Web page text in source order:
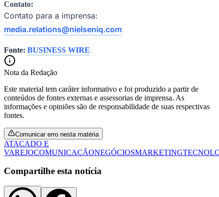
Contato:
Contato para a imprensa:
media.relations@nielseniq.com
Fonte: BUSINESS WIRE
Nota da Redação
Este material tem caráter informativo e foi produzido a partir de
conteúdos de fontes externas e assessorias de imprensa. As
informações e opiniões são de responsabilidade de suas respectivas
fontes.
Comunicar erro nesta matéria
ATACADO E
VAREJOCOMUNICAÇÃONEGÓCIOSMARKETING
Compartilhe esta notícia